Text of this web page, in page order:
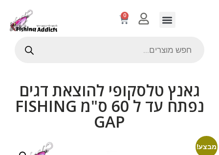
0
גאנץ טלסקופי להוצאת דגים
נפתח עד ל 60 ס"מ FISHING
GAP
מבצע!